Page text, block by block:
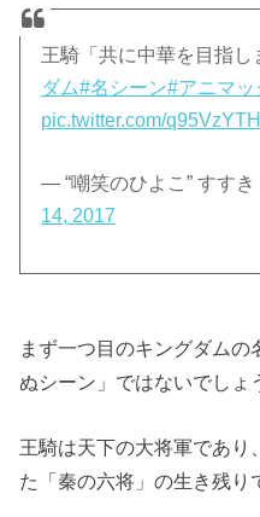
王騎「共に中華を目指
ダム#名シーン#アニマッ
pic.twitter.com/
— “嘲笑のひよこ” すす
14, 2017
まず一つ目のキングダム
ぬシーン」ではないでしょ
王騎は天下の大将軍であり
た「秦の六将」の生き残り